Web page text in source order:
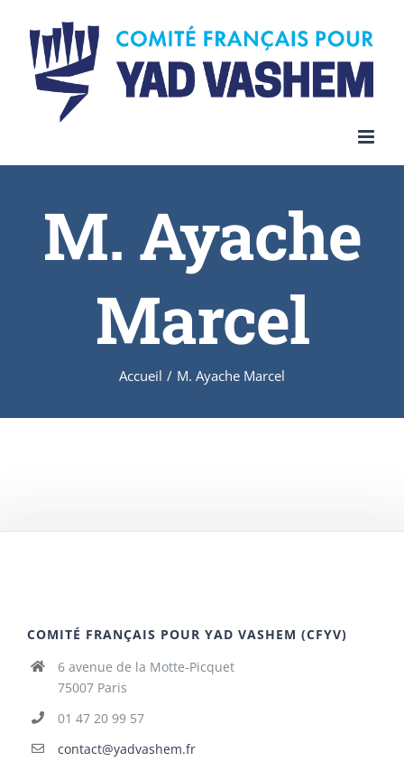
content
M. Ayache
Marcel
Accueil / M. Ayache Marcel
COMITÉ FRANÇAIS POUR YAD VASHEM (CFYV)
6 avenue de la Motte-Picquet
75007 Paris
01 47 20 99 57
contact@yadvashem.fr